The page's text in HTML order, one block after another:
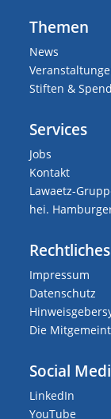
Themen
News
Stiften &
Services
Jobs
Kontakt
Lawaetz-
hei.
Rechtliches
Impressum
Datenschutz
Die
Social
LinkedIn
YouTube